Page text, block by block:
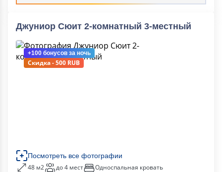
Джуниор Сюит 2-комнатный 3-местный
+100 бонусов за ночь
Скидка - 500 RUB
Посмотреть все фотографии
48 м2 до 4 мест
Односпальная кровать